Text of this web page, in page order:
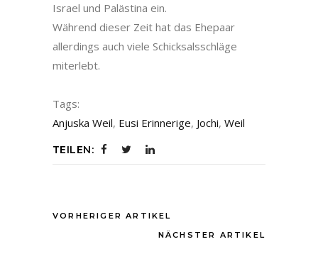
Israel und Palästina ein.
Während dieser Zeit hat das Ehepaar
allerdings auch viele Schicksalsschläge
miterlebt.
Tags:
Anjuska Weil, Eusi Erinnerige, Jochi, Weil
TEILEN:
VORHERIGER ARTIKEL
NÄCHSTER ARTIKEL